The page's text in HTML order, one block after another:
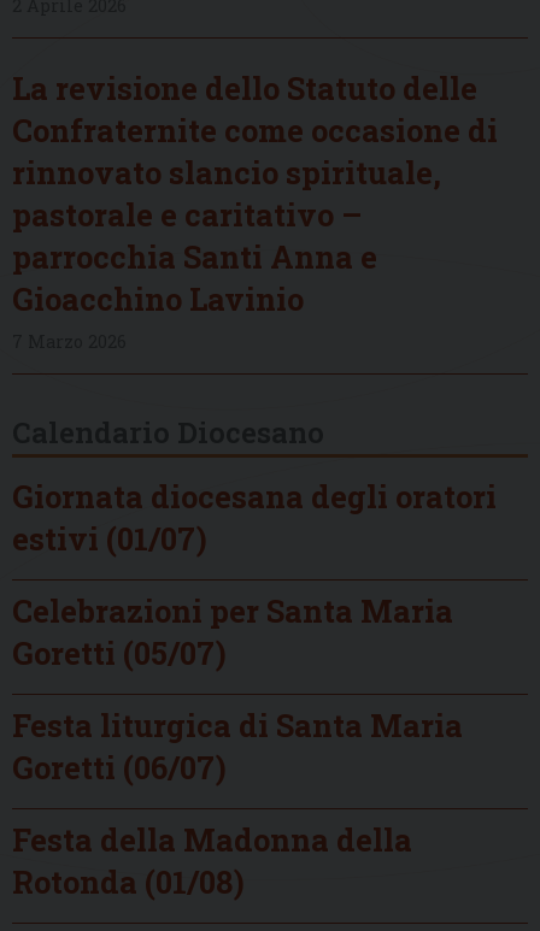
La revisione dello Statuto delle
Confraternite come occasione di
rinnovato slancio spirituale,
pastorale e caritativo –
parrocchia Santi Anna e
Gioacchino Lavinio
Giornata diocesana degli oratori
estivi (01/07)
Celebrazioni per Santa Maria
Goretti (05/07)
Festa liturgica di Santa Maria
Goretti (06/07)
Festa della Madonna della
Rotonda (01/08)